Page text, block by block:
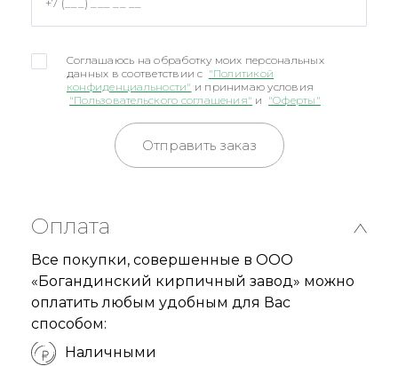
Соглашаюсь на обработку моих персональных
данных в соответствии с "Политикой
конфиденциальности" и принимаю условия
"Пользовательского соглашения" и "Оферты"
Отправить заказ
Оплата
Все покупки, совершенные в ООО
«Богандинский кирпичный завод» можно
оплатить любым удобным для Вас
способом:
Наличными